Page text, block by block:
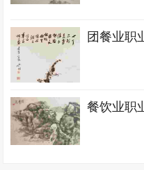
团餐业职
餐饮业职